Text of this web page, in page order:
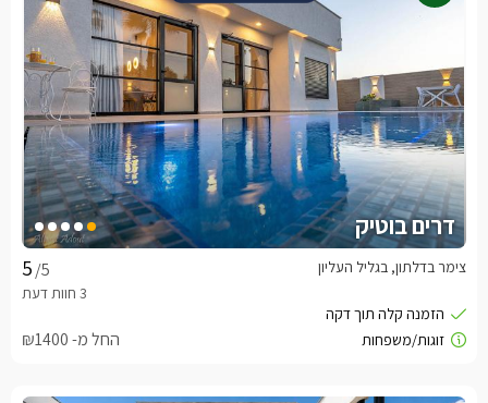
דרים בוטיק
/5 צימר בדלתון, בגליל העליון
החל מ- ₪1400